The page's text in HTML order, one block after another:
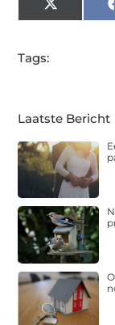
X
(Twitter)
Tags:
Laatste Bericht